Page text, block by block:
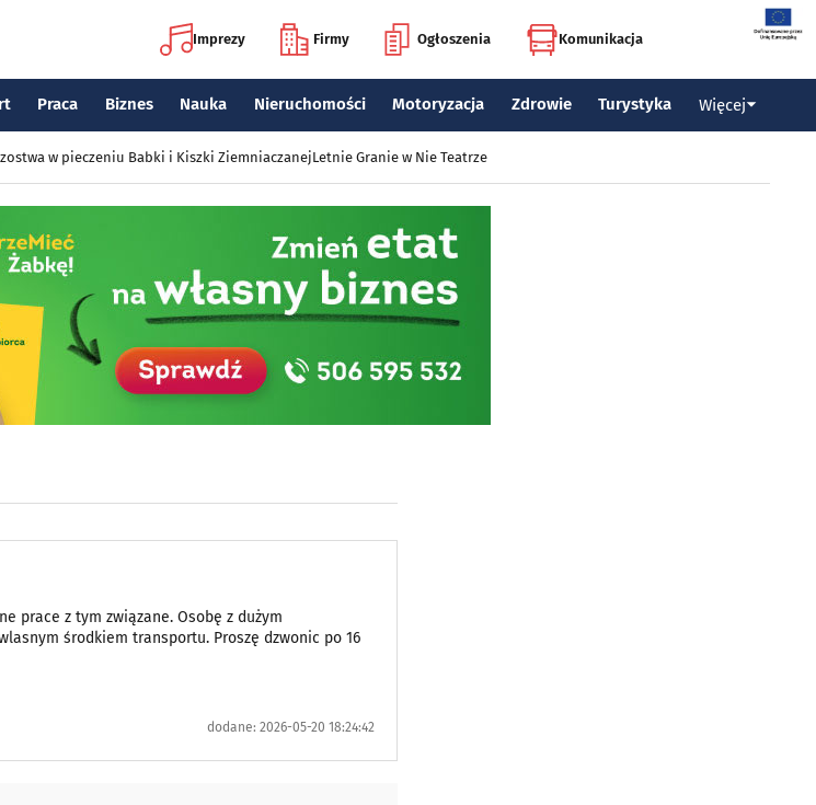
Imprezy Firmy Ogłoszenia Komunikacja
Praca Biznes Nauka Nieruchomości Motoryzacja Zdrowie Turystyka Więcej
w pieczeniu Babki i Kiszki ZiemniaczanejLetnie Granie w Nie Teatrze
prace z tym związane. Osobę z dużym
środkiem transportu. Proszę dzwonic po 16
dodane: 2026-05-20 18:24:42